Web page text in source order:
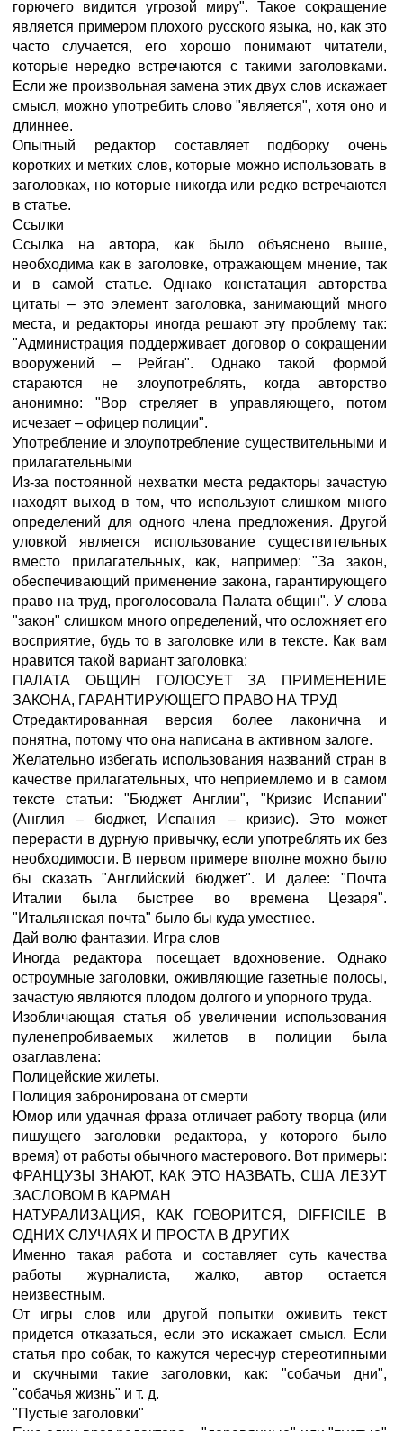
горючего видится угрозой миру". Такое сокращение
является примером плохого русского языка, но, как это
часто случается, его хорошо понимают читатели,
которые нередко встречаются с такими заголовками.
Если же произвольная замена этих двух слов искажает
смысл, можно употребить слово "является", хотя оно и
длиннее.
Опытный редактор составляет подборку очень
коротких и метких слов, которые можно использовать в
заголовках, но которые никогда или редко встречаются
в статье.
Ссылки
Ссылка на автора, как было объяснено выше,
необходима как в заголовке, отражающем мнение, так
и в самой статье. Однако констатация авторства
цитаты – это элемент заголовка, занимающий много
места, и редакторы иногда решают эту проблему так:
"Администрация поддерживает договор о сокращении
вооружений – Рейган". Однако такой формой
стараются не злоупотреблять, когда авторство
анонимно: "Вор стреляет в управляющего, потом
исчезает – офицер полиции".
Употребление и злоупотребление существительными и
прилагательными
Из-за постоянной нехватки места редакторы зачастую
находят выход в том, что используют слишком много
определений для одного члена предложения. Другой
уловкой является использование существительных
вместо прилагательных, как, например: "За закон,
обеспечивающий применение закона, гарантирующего
право на труд, проголосовала Палата общин". У слова
"закон" слишком много определений, что осложняет его
восприятие, будь то в заголовке или в тексте. Как вам
нравится такой вариант заголовка:
ПАЛАТА ОБЩИН ГОЛОСУЕТ ЗА ПРИМЕНЕНИЕ
ЗАКОНА, ГАРАНТИРУЮЩЕГО ПРАВО НА ТРУД
Отредактированная версия более лаконична и
понятна, потому что она написана в активном залоге.
Желательно избегать использования названий стран в
качестве прилагательных, что неприемлемо и в самом
тексте статьи: "Бюджет Англии", "Кризис Испании"
(Англия – бюджет, Испания – кризис). Это может
перерасти в дурную привычку, если употреблять их без
необходимости. В первом примере вполне можно было
бы сказать "Английский бюджет". И далее: "Почта
Италии была быстрее во времена Цезаря".
"Итальянская почта" было бы куда уместнее.
Дай волю фантазии. Игра слов
Иногда редактора посещает вдохновение. Однако
остроумные заголовки, оживляющие газетные полосы,
зачастую являются плодом долгого и упорного труда.
Изобличающая статья об увеличении использования
пуленепробиваемых жилетов в полиции была
озаглавлена:
Полицейские жилеты.
Полиция забронирована от смерти
Юмор или удачная фраза отличает работу творца (или
пишущего заголовки редактора, у которого было
время) от работы обычного мастерового. Вот примеры:
ФРАНЦУЗЫ ЗНАЮТ, КАК ЭТО НАЗВАТЬ, США ЛЕЗУТ
ЗАСЛОВОМ В КАРМАН
НАТУРАЛИЗАЦИЯ, КАК ГОВОРИТСЯ, DIFFICILE В
ОДНИХ СЛУЧАЯХ И ПРОСТА В ДРУГИХ
Именно такая работа и составляет суть качества
работы журналиста, жалко, автор остается
неизвестным.
От игры слов или другой попытки оживить текст
придется отказаться, если это искажает смысл. Если
статья про собак, то кажутся чересчур стереотипными
и скучными такие заголовки, как: "собачьи дни",
"собачья жизнь" и т. д.
"Пустые заголовки"